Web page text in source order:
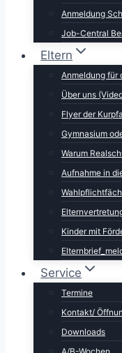
Anmeldung
Job-Central
Eltern
Anmeldung für
Über uns
Flyer der
Gymnasium
Warum
Aufnahme in
Kinder mit
Service
Termine
Kontakt/
Downloads